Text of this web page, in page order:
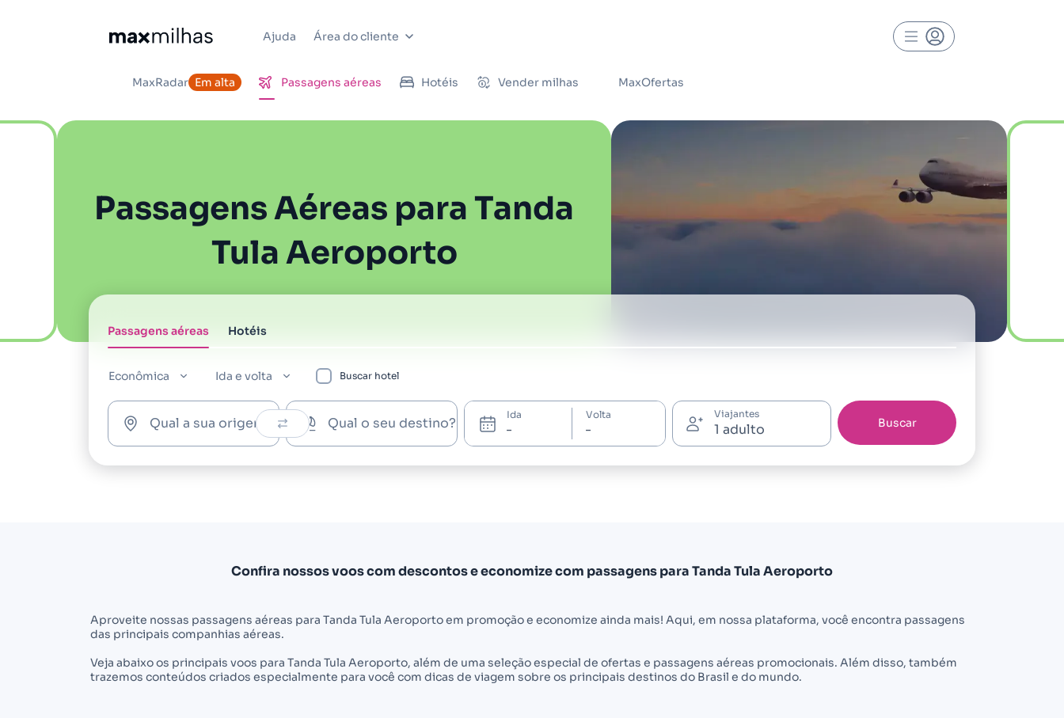
Ajuda Área do cliente
MaxRadar Em alta Passagens aéreas Hotéis Vender milhas MaxOfertas
Passagens Aéreas para Tanda
Tula Aeroporto
Passagens aéreas Hotéis
Econômica Ida e volta Buscar hotel
Qual a sua origem? Qual o seu destino?
Ida Volta Viajantes
Buscar
Confira nossos voos com descontos e economize com passagens para Tanda Tula Aeroporto
Aproveite nossas passagens aéreas para Tanda Tula Aeroporto em promoção e economize ainda mais! Aqui, em nossa plataforma, você encontra passagens
das principais companhias aéreas.
Veja abaixo os principais voos para Tanda Tula Aeroporto, além de uma seleção especial de ofertas e passagens aéreas promocionais. Além disso, também
trazemos conteúdos criados especialmente para você com dicas de viagem sobre os principais destinos do Brasil e do mundo.